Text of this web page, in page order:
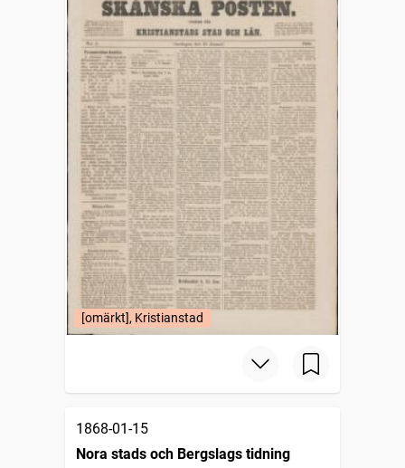
[omärkt], Kristianstad
1868-01-15
Nora stads och Bergslags tidning